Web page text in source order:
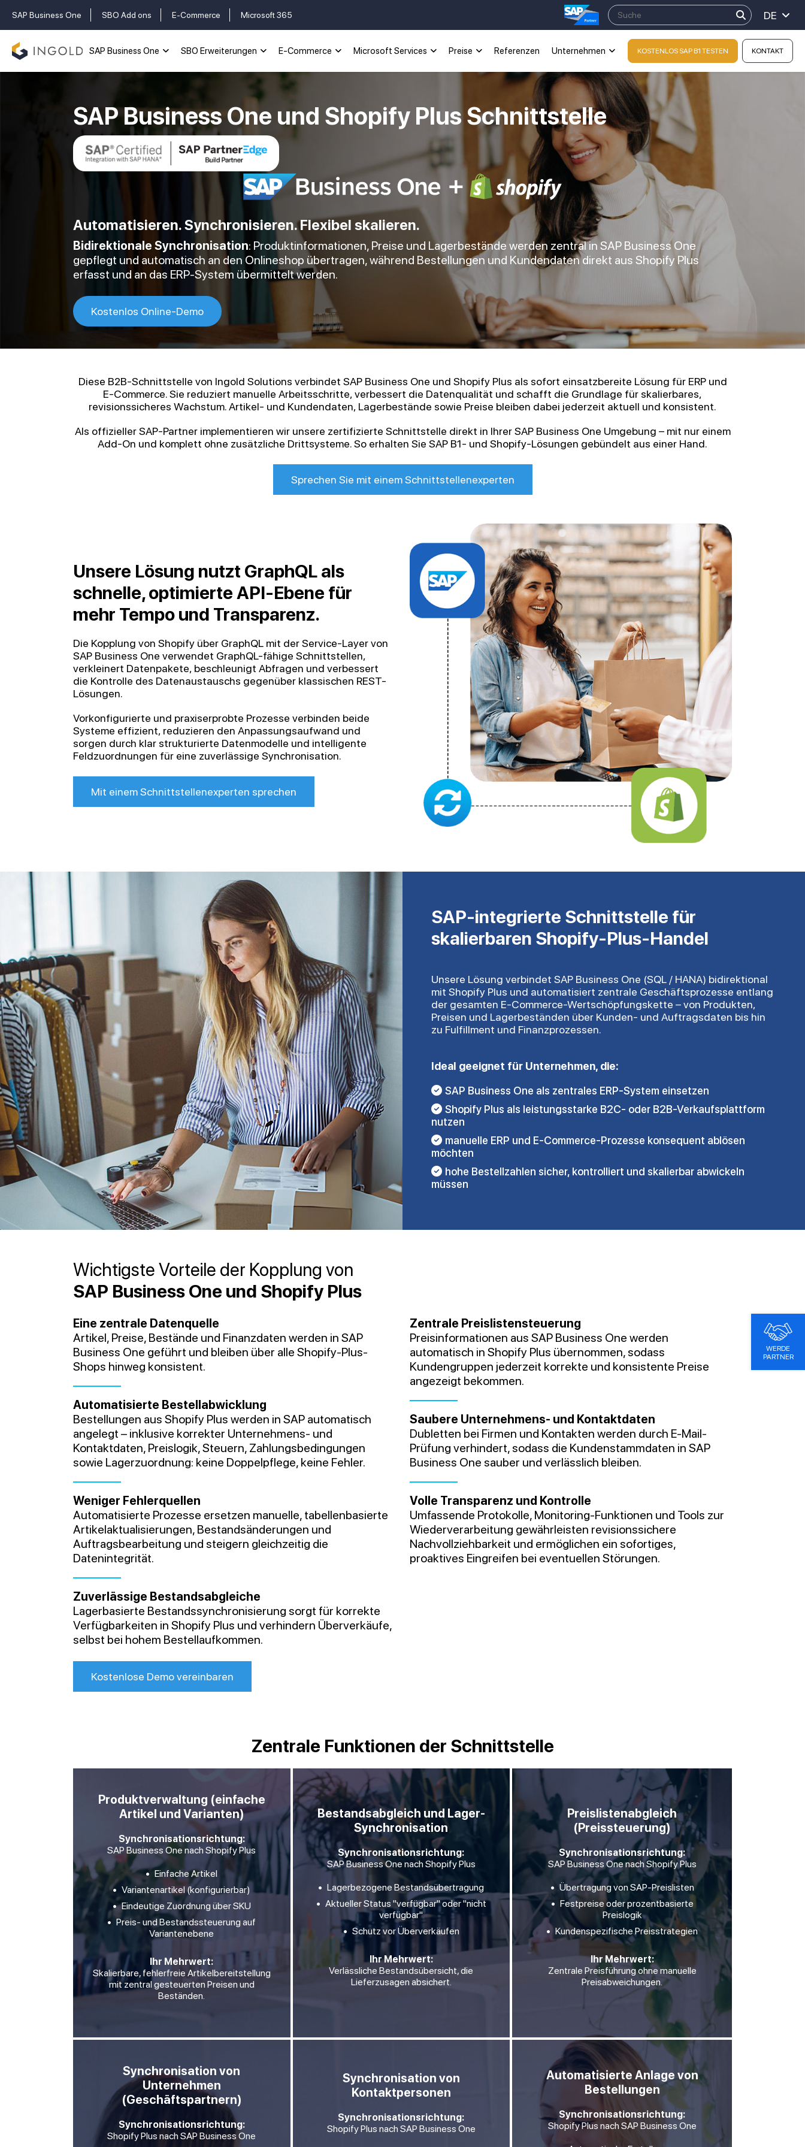
SAP Business One SBO Add ons E-Commerce Microsoft 365 DE
SAP Business One SBO Erweiterungen E-Commerce Microsoft Services Preise Referenzen Unternehmen KOSTENLOS SAP B1 TESTEN KONTAKT
SAP Business One und Shopify Plus Schnittstelle
Automatisieren. Synchronisieren. Flexibel skalieren.
Bidirektionale Synchronisation: Produktinformationen, Preise und Lagerbestände werden zentral in SAP Business One
gepflegt und automatisch an den Onlineshop übertragen, während Bestellungen und Kundendaten direkt aus Shopify Plus
erfasst und an das ERP-System übermittelt werden.
Kostenlos Online-Demo
Diese B2B-Schnittstelle von Ingold Solutions verbindet SAP Business One und Shopify Plus als sofort einsatzbereite Lösung für ERP und
E-Commerce. Sie reduziert manuelle Arbeitsschritte, verbessert die Datenqualität und schafft die Grundlage für skalierbares,
revisionssicheres Wachstum. Artikel- und Kundendaten, Lagerbestände sowie Preise bleiben dabei jederzeit aktuell und konsistent.
Als offizieller SAP-Partner implementieren wir unsere zertifizierte Schnittstelle direkt in Ihrer SAP Business One Umgebung – mit nur einem
Add-On und komplett ohne zusätzliche Drittsysteme. So erhalten Sie SAP B1- und Shopify-Lösungen gebündelt aus einer Hand.
Sprechen Sie mit einem Schnittstellenexperten
Unsere Lösung nutzt GraphQL als
schnelle, optimierte API-Ebene für
mehr Tempo und Transparenz.
Die Kopplung von Shopify über GraphQL mit der Service-Layer von
SAP Business One verwendet GraphQL-fähige Schnittstellen,
verkleinert Datenpakete, beschleunigt Abfragen und verbessert
die Kontrolle des Datenaustauschs gegenüber klassischen REST-
Lösungen.
Vorkonfigurierte und praxiserprobte Prozesse verbinden beide
Systeme effizient, reduzieren den Anpassungsaufwand und
sorgen durch klar strukturierte Datenmodelle und intelligente
Feldzuordnungen für eine zuverlässige Synchronisation.
Mit einem Schnittstellenexperten sprechen
SAP-integrierte Schnittstelle für
skalierbaren Shopify-Plus-Handel
Unsere Lösung verbindet SAP Business One (SQL / HANA) bidirektional
mit Shopify Plus und automatisiert zentrale Geschäftsprozesse entlang
der gesamten E-Commerce-Wertschöpfungskette – von Produkten,
Preisen und Lagerbeständen über Kunden- und Auftragsdaten bis hin
zu Fulfillment und Finanzprozessen.
Ideal geeignet für Unternehmen, die:
SAP Business One als zentrales ERP-System einsetzen
Shopify Plus als leistungsstarke B2C- oder B2B-Verkaufsplattform
nutzen
manuelle ERP und E-Commerce-Prozesse konsequent ablösen
möchten
hohe Bestellzahlen sicher, kontrolliert und skalierbar abwickeln
müssen
Wichtigste Vorteile der Kopplung von
SAP Business One und Shopify Plus
Eine zentrale Datenquelle
Artikel, Preise, Bestände und Finanzdaten werden in SAP
Business One geführt und bleiben über alle Shopify-Plus-
Shops hinweg konsistent.
Automatisierte Bestellabwicklung
Bestellungen aus Shopify Plus werden in SAP automatisch
angelegt – inklusive korrekter Unternehmens- und
Kontaktdaten, Preislogik, Steuern, Zahlungsbedingungen
sowie Lagerzuordnung: keine Doppelpflege, keine Fehler.
Weniger Fehlerquellen
Automatisierte Prozesse ersetzen manuelle, tabellenbasierte
Artikelaktualisierungen, Bestandsänderungen und
Auftragsbearbeitung und steigern gleichzeitig die
Datenintegrität.
Zuverlässige Bestandsabgleiche
Lagerbasierte Bestandssynchronisierung sorgt für korrekte
Verfügbarkeiten in Shopify Plus und verhindern Überverkäufe,
selbst bei hohem Bestellaufkommen.
Zentrale Preislistensteuerung
Preisinformationen aus SAP Business One werden
automatisch in Shopify Plus übernommen, sodass
Kundengruppen jederzeit korrekte und konsistente Preise
angezeigt bekommen.
Saubere Unternehmens- und Kontaktdaten
Dubletten bei Firmen und Kontakten werden durch E-Mail-
Prüfung verhindert, sodass die Kundenstammdaten in SAP
Business One sauber und verlässlich bleiben.
Volle Transparenz und Kontrolle
Umfassende Protokolle, Monitoring-Funktionen und Tools zur
Wiederverarbeitung gewährleisten revisionssichere
Nachvollziehbarkeit und ermöglichen ein sofortiges,
proaktives Eingreifen bei eventuellen Störungen.
Kostenlose Demo vereinbaren
Zentrale Funktionen der Schnittstelle
Produktverwaltung (einfache
Artikel und Varianten)
Synchronisationsrichtung:
SAP Business One nach Shopify Plus
Einfache Artikel
Variantenartikel (konfigurierbar)
Eindeutige Zuordnung über SKU
Preis- und Bestandssteuerung auf
Variantenebene
Ihr Mehrwert:
Skalierbare, fehlerfreie Artikelbereitstellung
mit zentral gesteuerten Preisen und
Beständen.
Bestandsabgleich und Lager-
Synchronisation
Synchronisationsrichtung:
SAP Business One nach Shopify Plus
Lagerbezogene Bestandsübertragung
Aktueller Status "verfügbar" oder "nicht
verfügbar"
Schutz vor Überverkäufen
Ihr Mehrwert:
Verlässliche Bestandsübersicht, die
Lieferzusagen absichert.
Preislistenabgleich
(Preissteuerung)
Synchronisationsrichtung:
SAP Business One nach Shopify Plus
Übertragung von SAP-Preislisten
Festpreise oder prozentbasierte
Preislogik
Kundenspezifische Preisstrategien
Ihr Mehrwert:
Zentrale Preisführung ohne manuelle
Preisabweichungen.
Synchronisation von
Unternehmen
(Geschäftspartnern)
Synchronisationsrichtung:
Shopify Plus nach SAP Business One
Synchronisation von
Kontaktpersonen
Synchronisationsrichtung:
Shopify Plus nach SAP Business One
Automatisierte Anlage von
Bestellungen
Synchronisationsrichtung:
Shopify Plus nach SAP Business One
WERDE
PARTNER